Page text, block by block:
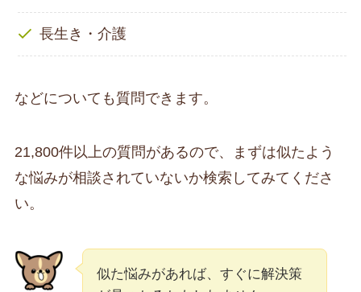
長生き・介護
などについても質問できます。
21,800件以上の質問があるので、まずは似たよう
な悩みが相談されていないか検索してみてくださ
い。
似た悩みがあれば、すぐに解決策